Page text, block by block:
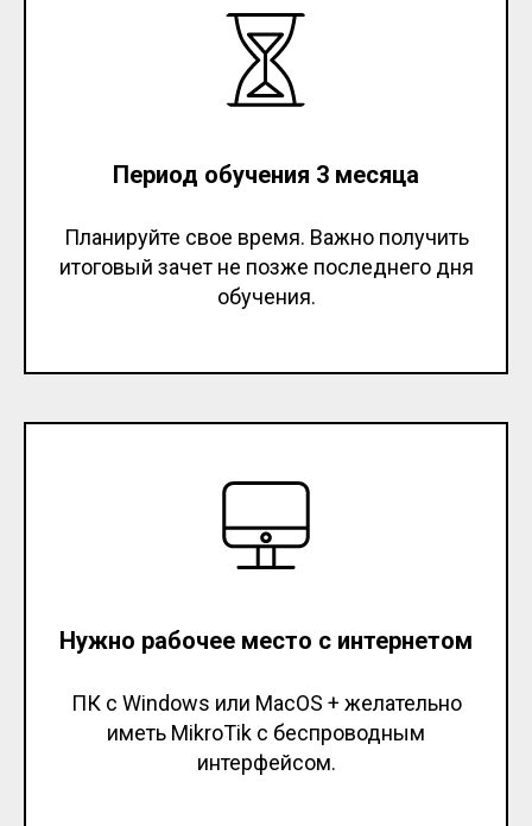
Период обучения 3 месяца
Планируйте свое время. Важно получить
итоговый зачет не позже последнего дня
обучения.
Нужно рабочее место с интернетом
ПК с Windows или MacOS + желательно
иметь MikroTik с беспроводным
интерфейсом.